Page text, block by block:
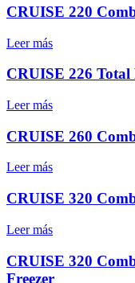
CRUISE 220
Leer más
CRUISE 226 Total
Leer más
CRUISE 260
Leer más
CRUISE 320
Leer más
CRUISE 320
Freezer